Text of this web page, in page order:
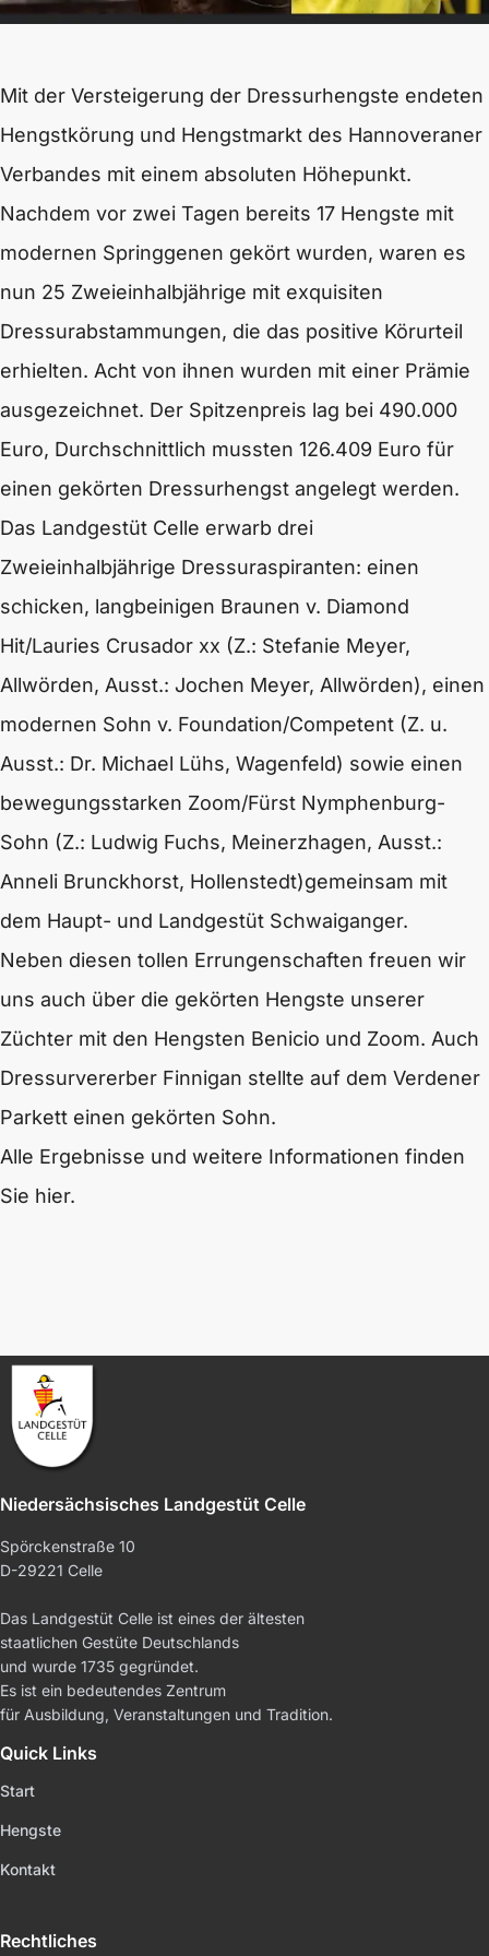
Mit der Versteigerung der Dressurhengste endeten
Hengstkörung und Hengstmarkt des Hannoveraner
Verbandes mit einem absoluten Höhepunkt.
Nachdem vor zwei Tagen bereits 17 Hengste mit
modernen Springgenen gekört wurden, waren es
nun 25 Zweieinhalbjährige mit exquisiten
Dressurabstammungen, die das positive Körurteil
erhielten. Acht von ihnen wurden mit einer Prämie
ausgezeichnet. Der Spitzenpreis lag bei 490.000
Euro, Durchschnittlich mussten 126.409 Euro für
einen gekörten Dressurhengst angelegt werden.
Das Landgestüt Celle erwarb drei
Zweieinhalbjährige Dressuraspiranten: einen
schicken, langbeinigen Braunen v. Diamond
Hit/Lauries Crusador xx (Z.: Stefanie Meyer,
Allwörden, Ausst.: Jochen Meyer, Allwörden), einen
modernen Sohn v. Foundation/Competent (Z. u.
Ausst.: Dr. Michael Lühs, Wagenfeld) sowie einen
bewegungsstarken Zoom/Fürst Nymphenburg-
Sohn (Z.: Ludwig Fuchs, Meinerzhagen, Ausst.:
Anneli Brunckhorst, Hollenstedt)gemeinsam mit
dem Haupt- und Landgestüt Schwaiganger.
Neben diesen tollen Errungenschaften freuen wir
uns auch über die gekörten Hengste unserer
Züchter mit den Hengsten Benicio und Zoom. Auch
Dressurvererber Finnigan stellte auf dem Verdener
Parkett einen gekörten Sohn.
Alle Ergebnisse und weitere Informationen finden
Sie hier.
Niedersächsisches Landgestüt Celle
Spörckenstraße 10
D-29221 Celle
Das Landgestüt Celle ist eines der ältesten
staatlichen Gestüte Deutschlands
und wurde 1735 gegründet.
Es ist ein bedeutendes Zentrum
für Ausbildung, Veranstaltungen und Tradition.
Quick Links
Start
Hengste
Kontakt
Rechtliches